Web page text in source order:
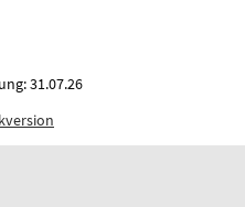
31.07.26